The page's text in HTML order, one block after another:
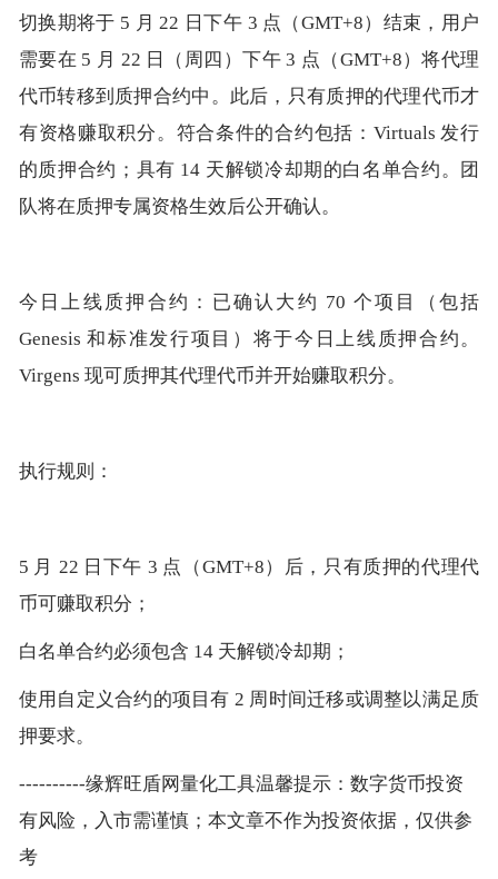
切换期将于 5 月 22 日下午 3 点（GMT+8）结束，用户
需要在 5 月 22 日（周四）下午 3 点（GMT+8）将代理
代币转移到质押合约中。此后，只有质押的代理代币才
有资格赚取积分。符合条件的合约包括：Virtuals 发行
的质押合约；具有 14 天解锁冷却期的白名单合约。团
队将在质押专属资格生效后公开确认。
今日上线质押合约：已确认大约 70 个项目（包括
Genesis 和标准发行项目）将于今日上线质押合约。
Virgens 现可质押其代理代币并开始赚取积分。
执行规则：
5 月 22 日下午 3 点（GMT+8）后，只有质押的代理代
币可赚取积分；
白名单合约必须包含 14 天解锁冷却期；
使用自定义合约的项目有 2 周时间迁移或调整以满足质
押要求。
----------缘辉旺盾网量化工具温馨提示：数字货币投资
有风险，入市需谨慎；本文章不作为投资依据，仅供参
考